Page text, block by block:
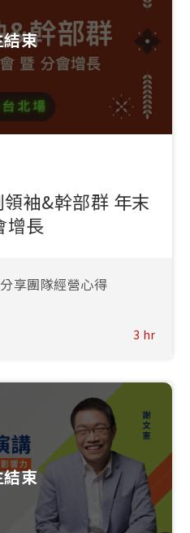
束
袖&幹部群 年末
增長
享團隊經營心得
3 hr
束